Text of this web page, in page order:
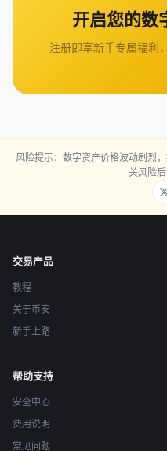
开启您的数
注册即享新手专属福利
风险提示：数字资产价格波动剧烈
关风险后
交易产品
教程
关于币安
新手上路
帮助支持
安全中心
费用说明
常见问题